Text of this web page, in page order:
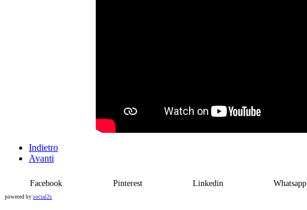
Indietro
Avanti
Facebook Pinterest Linkedin Whatsapp
powered by social2s